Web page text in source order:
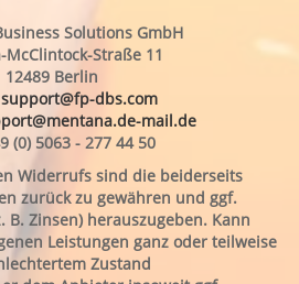
Solutions GmbH
McClintock-Straße 11
12489 Berlin
support@fp-dbs.com
mail.de
(0) 5063 - 277 44 50
Widerrufs sind die beiderseits
zurück zu gewähren und ggf.
B. Zinsen) herauszugeben. Kann
Leistungen ganz oder teilweise
Zustand